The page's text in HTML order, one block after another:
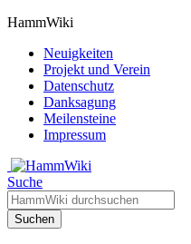
HammWiki
Neuigkeiten
Projekt und Verein
Datenschutz
Danksagung
Meilensteine
Impressum
Suche
Suchen